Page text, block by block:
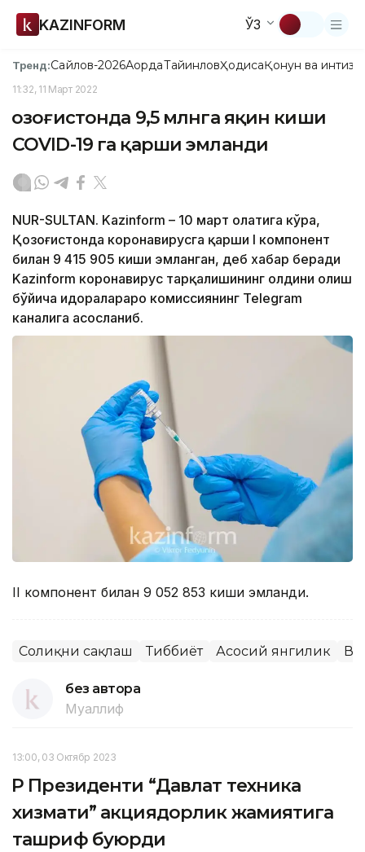
KAZINFORM ЎЗ
Тренд:Сайлов-2026АқордаТайинловҲодисаҚонун ва
11:32, 11 Март 2022
Қозоғистонда 9,5 млнга яқин киши
COVID-19 га қарши эмланди
NUR-SULTAN. Kazinform – 10 март ҳолатига кўра,
Қозоғистонда коронавирусга қарши I компонент
билан 9 415 905 киши эмланган, деб хабар беради
Kazinform коронавирус тарқалишининг олдини олиш
бўйича идоралараро комиссиянинг Telegram
каналига асосланиб.
II компонент билан 9 052 853 киши эмланди.
Соғлиқни сақлаш Тиббиёт Асосий янгилик
без автора
Муаллиф
13:00, 03 Октябр 2023
ҚР Президенти “Давлат техника
хизмати” акциядорлик жамиятига
ташриф буюрди